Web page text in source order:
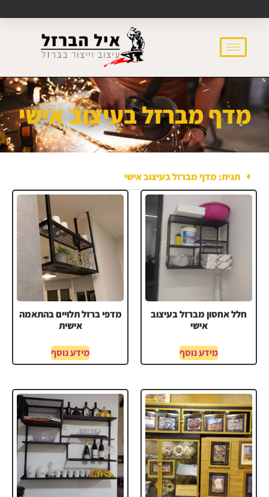
מדף מברזל בעיצוב אישי
תגית: מדף מברזל בעיצוב אישי
חלל אחסון מברזל בעיצוב
אישי
מידע נוסף
מדפי ברזל תלויים בהתאמה
אישית
מידע נוסף